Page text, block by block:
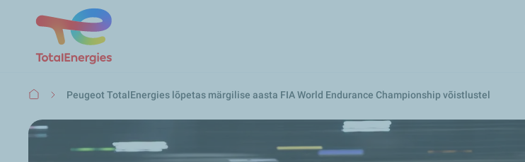
LeivapuruPeugeot TotalEnergies lõpetas märgilise aasta FIA World Endurance Championship võistlustel